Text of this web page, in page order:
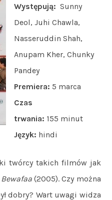
Występują: Sunny
Deol, Juhi Chawla,
Nasseruddin Shah,
Anupam Kher, Chunky
Pandey
Premiera: 5 marca
Czas
trwania: 155 minut
Język: hindi
twórcy takich filmów jak
Bewafaa(2005). Czy można
dobry? Wart uwagi widza